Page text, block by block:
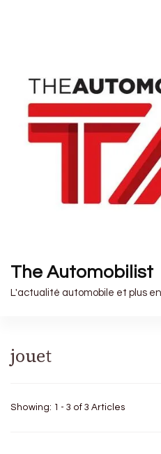
The Automobilist
L'actualité automobile et plus
jouet
Showing: 1 - 3 of 3 Articles